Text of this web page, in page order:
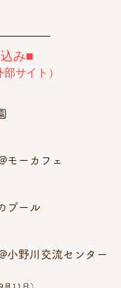
み■
部サイト）
モーカフェ
プール
小野川交流センター